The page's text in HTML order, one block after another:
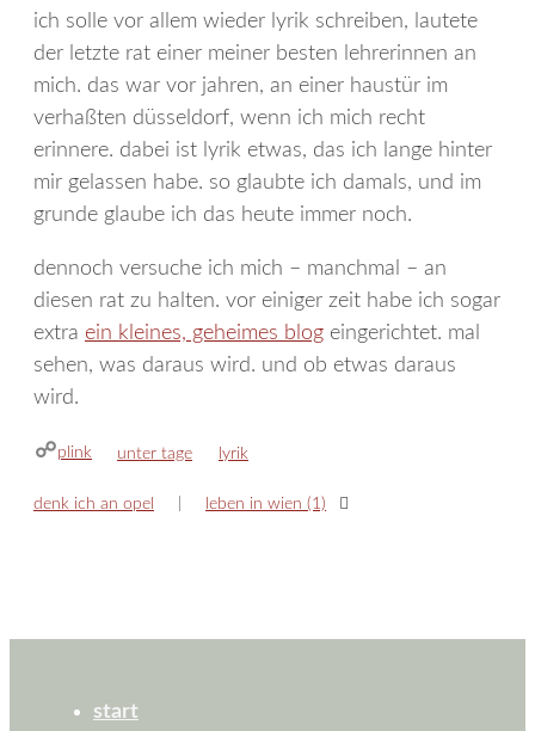
ich solle vor allem wieder lyrik schreiben, lautete
der letzte rat einer meiner besten lehrerinnen an
mich. das war vor jahren, an einer haustür im
verhaßten düsseldorf, wenn ich mich recht
erinnere. dabei ist lyrik etwas, das ich lange hinter
mir gelassen habe. so glaubte ich damals, und im
grunde glaube ich das heute immer noch.
dennoch versuche ich mich – manchmal – an
diesen rat zu halten. vor einiger zeit habe ich sogar
extra ein kleines, geheimes blog eingerichtet. mal
sehen, was daraus wird. und ob etwas daraus
wird.
plink kategorien
unter tage schlagwörter
lyrik
denk ich an opel leben in wien (1)
start